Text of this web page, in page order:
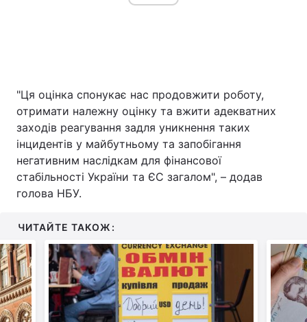
"Ця оцінка спонукає нас продовжити роботу,
отримати належну оцінку та вжити адекватних
заходів реагування задля уникнення таких
інцидентів у майбутньому та запобігання
негативним наслідкам для фінансової
стабільності України та ЄС загалом", – додав
голова НБУ.
ЧИТАЙТЕ ТАКОЖ: